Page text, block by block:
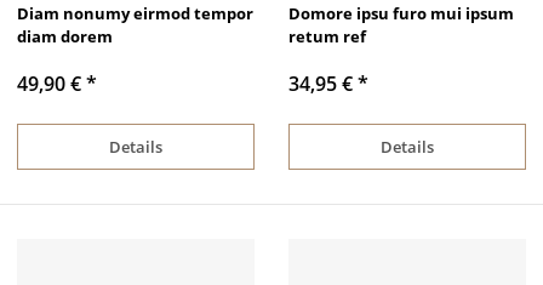
Diam nonumy eirmod tempor
diam dorem
49,90 €*
Details
Domore ipsu furo mui ipsum
retum ref
34,95 €*
Details